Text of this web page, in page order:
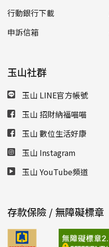
行動銀行下載
申訴信箱
玉山社群
玉山 LINE官方帳號
玉山 招財納福喵喵
玉山 數位生活好康
玉山 Instagram
玉山 YouTube頻道
存款保險 / 無障礙標章